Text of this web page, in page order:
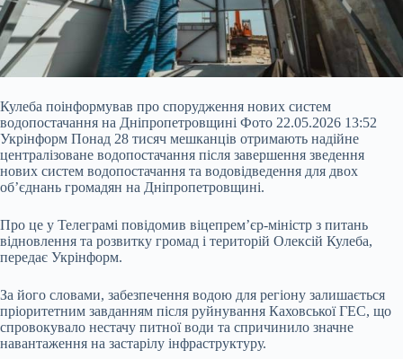
Кулеба поінформував про спорудження нових систем
водопостачання на Дніпропетровщині Фото 22.05.2026 13:52
Укрінформ Понад 28 тисяч мешканців отримають надійне
централізоване водопостачання після завершення зведення
нових систем водопостачання та водовідведення для двох
об’єднань громадян на Дніпропетровщині.
Про це у Телеграмі повідомив віцепрем’єр-міністр з питань
відновлення та розвитку громад і територій Олексій Кулеба,
передає Укрінформ.
За його словами, забезпечення водою для регіону залишається
пріоритетним завданням після руйнування Каховської ГЕС, що
спровокувало нестачу питної води та спричинило значне
навантаження на застарілу інфраструктуру.